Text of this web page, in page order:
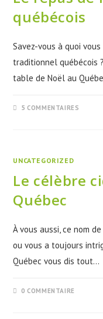
québécois
Savez-vous à quoi
traditionnel québécois
table de Noël au
5 COMMENTAIRES
UNCATEGORIZED
Le célèbre
Québec
À vous aussi, ce nom
ou vous a toujours
Québec vous dis tout…
0 COMMENTAIRE